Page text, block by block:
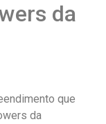
da
que
da